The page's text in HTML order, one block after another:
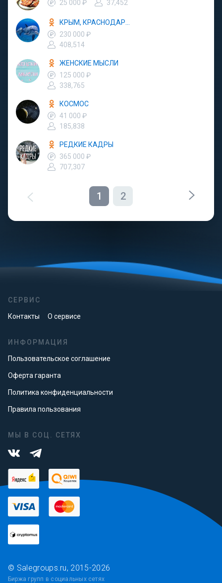
25 000 ₽
37,452
230 000 ₽
408,514
ЖЕНСКИЕ МЫСЛИ
125 000 ₽
338,765
КОСМОС
41 000 ₽
185,838
РЕДКИЕ КАДРЫ
365 000 ₽
707,307
1 2
СЕРВИС
Контакты О сервисе
ИНФОРМАЦИЯ
Пользовательское соглашение
Оферта гаранта
Политика конфиденциальности
Правила пользования
МЫ В СОЦ. СЕТЯХ
© Salegroups.ru, 2015-2026
Биржа групп в социальных сетях